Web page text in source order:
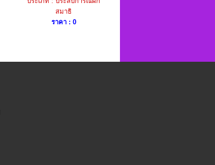
สมาธิ
ราคา : 0